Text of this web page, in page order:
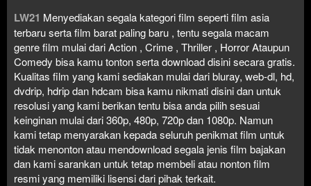
LW21 Menyediakan segala kategori film seperti film asia
terbaru serta film barat paling baru , tentu segala macam
genre film mulai dari Action , Crime , Thriller , Horror Ataupun
Comedy bisa kamu tonton serta download disini secara gratis.
Kualitas film yang kami sediakan mulai dari bluray, web-dl, hd,
dvdrip, hdrip dan hdcam bisa kamu nikmati disini dan untuk
resolusi yang kami berikan tentu bisa anda pilih sesuai
keinginan mulai dari 360p, 480p, 720p dan 1080p. Namun
kami tetap menyarakan kepada seluruh penikmat film untuk
tidak menonton atau mendownload segala jenis film bajakan
dan kami sarankan untuk tetap membeli atau nonton film
resmi yang memiliki lisensi dari pihak terkait.